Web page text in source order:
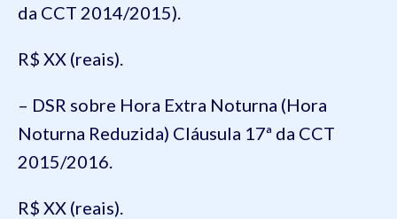
da CCT 2014/2015).
R$ XX (reais).
– DSR sobre Hora Extra Noturna (Hora
Noturna Reduzida) Cláusula 17ª da CCT
2015/2016.
R$ XX (reais).